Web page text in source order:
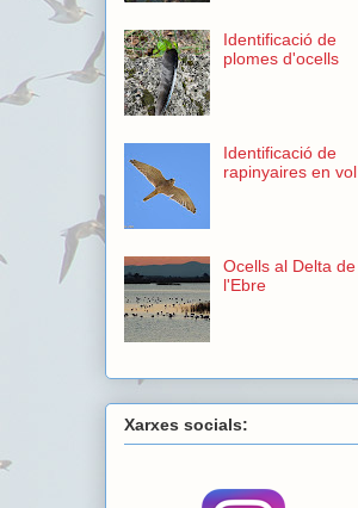
Identificació de
plomes d'ocells
Identificació de
rapinyaires en vol
Ocells al Delta de
l'Ebre
Xarxes socials: